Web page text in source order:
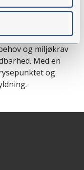
og frost og
i henhold til
højre type
og miljøkrav
Med en
og